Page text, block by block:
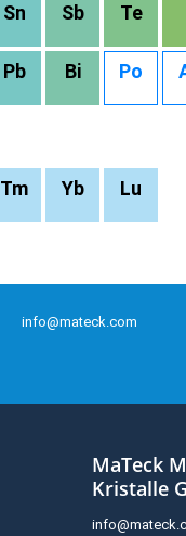
Sn Sb Te
Pb Bi Po
Tm Yb Lu
info@mateck.com
MaTeck
Kristalle